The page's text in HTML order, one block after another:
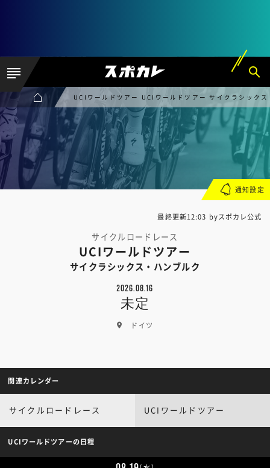
UCIワールドツアー UCIワールドツアー サイクラシック
最終更新12:03 byスポカレ公式
サイクルロードレース
UCIワールドツアー
サイクラシックス・ハンブルク
2026.08.16
未定
ドイツ
通知設定
関連カレンダー
サイクルロードレース UCIワールドツアー
UCIワールドツアーの日程